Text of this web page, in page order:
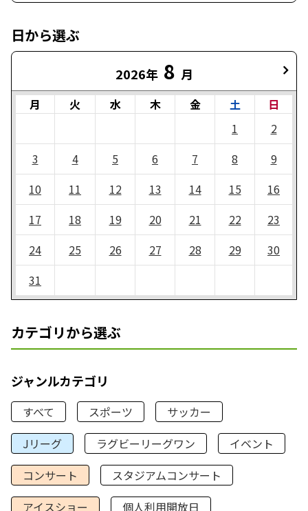
日から選ぶ
2026年 8 月
月 火 水 木 金 土
日
1
2
3
4 5 6 7 8
9
10
11 12 13 14 15
16
17
18 19 20 21 22
23
24
25 26 27 28 29
30
31
カテゴリから選ぶ
ジャンルカテゴリ
すべて スポーツ
サッカー
Jリーグ
ラグビーリーグワン
イベント
コンサート
スタジアムコンサート
アイスショー
個人利用開放日